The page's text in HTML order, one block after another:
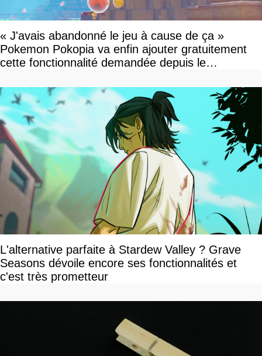
« J'avais abandonné le jeu à cause de ça »
Pokemon Pokopia va enfin ajouter gratuitement
cette fonctionnalité demandée depuis le
L'alternative parfaite à Stardew Valley ? Grave
Seasons dévoile encore ses fonctionnalités et
c'est très prometteur